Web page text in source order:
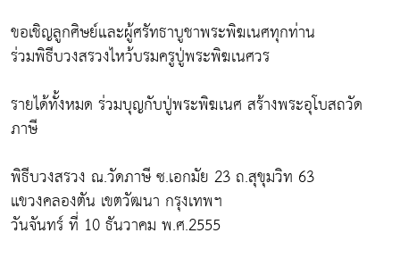
ขอเชิญลูกศิษย์และผู้ศรัทธาบูชาพระพิฆเนศทุกท่าน
ร่วมพิธีบวงสรวงไหว้บรมครูปู่พระพิฆเนศวร
รายได้ทั้งหมด ร่วมบุญกับปู่พระพิฆเนศ สร้างพระอุโบสถวัด
ภาษี
พิธีบวงสรวง ณ.วัดภาษี ซ.เอกมัย 23 ถ.สุขุมวิท 63
แขวงคลองตัน เขตวัฒนา กรุงเทพฯ
วันจันทร์ ที่ 10 ธันวาคม พ.ศ.2555